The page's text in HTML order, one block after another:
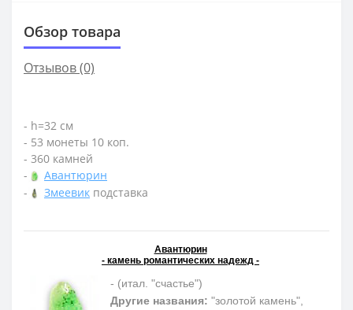
Обзор товара
Отзывов (0)
- h=32 см
- 53 монеты 10 коп.
- 360 камней
-
Авантюрин
-
Змеевик подставка
Авантюрин
- камень романтических надежд -
- (итал. "счастье")
Другие названия: "золотой камень",